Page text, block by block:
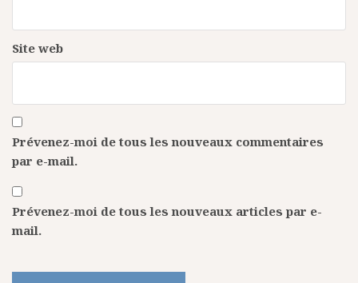
Site web
Prévenez-moi de tous les nouveaux commentaires
par e-mail.
Prévenez-moi de tous les nouveaux articles par e-
mail.